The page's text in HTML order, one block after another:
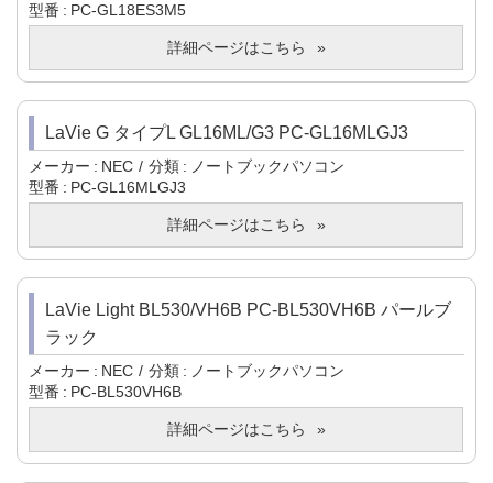
型番
PC-GL18ES3M5
詳細ページはこちら
LaVie G タイプL GL16ML/G3 PC-GL16MLGJ3
メーカー NEC 分類
ノートブックパソコン
型番
PC-GL16MLGJ3
詳細ページはこちら
LaVie Light BL530/VH6B PC-BL530VH6B パールブ
ラック
メーカー NEC 分類
ノートブックパソコン
型番
PC-BL530VH6B
詳細ページはこちら